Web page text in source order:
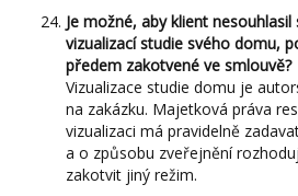
Je možné, aby klient
vizualizací studie svého domu,
předem zakotvené ve smlouvě?
Vizualizace studie domu je
na zakázku. Majetková práva
vizualizaci má pravidelně
a o způsobu zveřejnění
zakotvit jiný režim.